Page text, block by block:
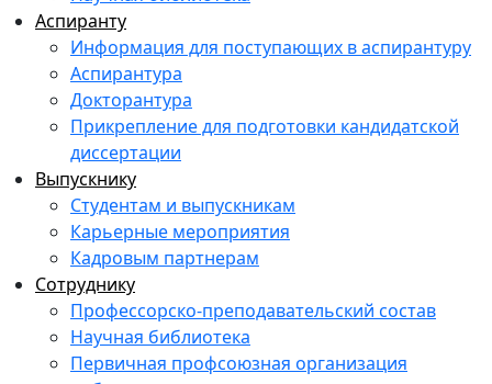
Аспиранту
Информация для поступающих в аспирантуру
Аспирантура
Докторантура
Прикрепление для подготовки кандидатской
диссертации
Выпускнику
Студентам и выпускникам
Карьерные мероприятия
Кадровым партнерам
Сотруднику
Профессорско-преподавательский состав
Научная библиотека
Первичная профсоюзная организация